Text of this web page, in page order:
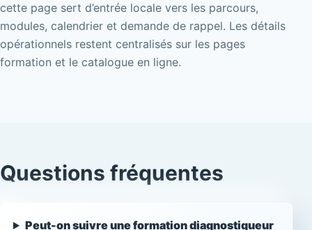
cette page sert d’entrée locale vers les parcours,
modules, calendrier et demande de rappel. Les détails
opérationnels restent centralisés sur les pages
formation et le catalogue en ligne.
Questions fréquentes
Peut-on suivre une formation diagnostiqueur